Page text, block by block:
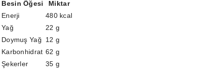
Besin Öğesi
Miktar
Enerji
480 kcal
Yağ
22 g
Doymuş Yağ
12 g
Karbonhidrat 62 g
Şekerler
35 g